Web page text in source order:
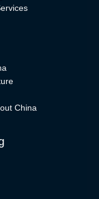
China